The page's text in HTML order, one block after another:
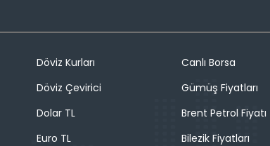
Döviz Kurları
Döviz Çevirici
Dolar TL
Euro TL
Canlı Borsa
Gümüş Fiyatları
Brent Petrol Fiyatı
Bilezik Fiyatları